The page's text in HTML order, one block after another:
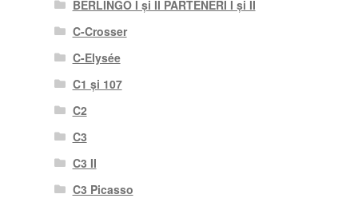
BERLINGO I și II PARTENERI I și II
C-Crosser
C-Elysée
C1 și 107
C2
C3
C3 II
C3 Picasso